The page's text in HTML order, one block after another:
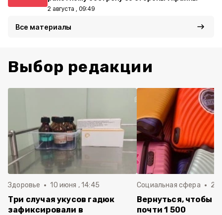
2 августа , 09:49
Все материалы
Выбор редакции
Здоровье 10 июня , 14:45
Три случая укусов гадюк
зафиксировали в
Социальная сфера 20
Вернуться, чтобы
почти 1 500